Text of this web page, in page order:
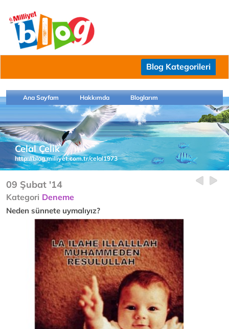
Blog Kategorileri
Ana Sayfam Hakkımda Bloglarım
Celal Çelik
http://blog.milliyet.com.tr/celal1973
09 Şubat '14
Kategori Deneme
Neden sünnete uymalıyız?